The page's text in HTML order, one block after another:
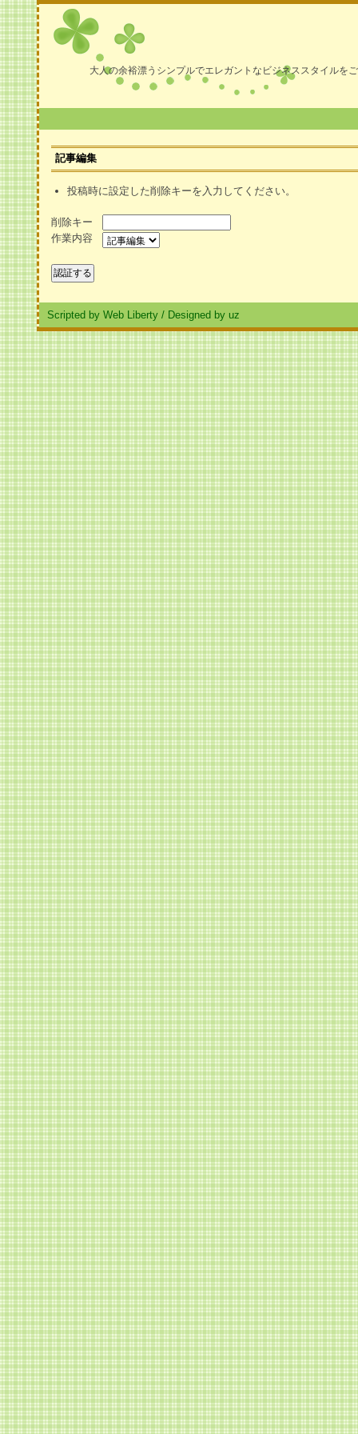
大人の余裕漂うシンプルでエレガントなビジネススタイルを
記事編集
投稿時に設定した削除キーを入力してください。
削除キー
作業内容
Scripted by Web Liberty / Designed by uz